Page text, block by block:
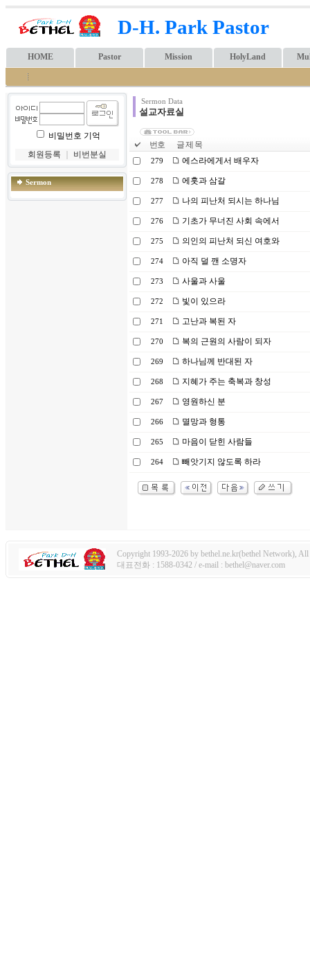
D-H. Park Pastor
HOME Pastor Mission HolyLand
비밀번호 기억
회원등록
비번분실
Sermon
Sermon Data
설교자료실
번호 글 제 목
279 에스라에게서 배우자
278 에훗과 삼갈
277 나의 피난처 되시는 하나님
276 기초가 무너진 사회 속에서
275 의인의 피난처 되신 여호와
274 아직 덜 깬 소명자
273 사울과 사울
272 빛이 있으라
271 고난과 복된 자
270 복의 근원의 사람이 되자
269 하나님께 반대된 자
268 지혜가 주는 축복과 창성
267 영원하신 분
266 멸망과 형통
265 마음이 닫힌 사람들
264 빼앗기지 않도록 하라
Copyright 1993-2026 by bethel.ne.kr(bethel Network), All
대표전화 : 1588-0342 / e-mail : bethel@naver.com